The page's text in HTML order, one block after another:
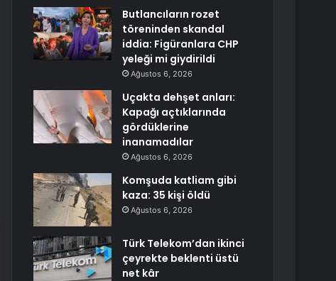
Butlancıların rozet
töreninden skandal
iddia: Figüranlara CHP
yeleği mi giydirildi
Ağustos 6, 2026
Uçakta dehşet anları:
Kapağı açtıklarında
gördüklerine
inanamadılar
Ağustos 6, 2026
Komşuda katliam gibi
kaza: 35 kişi öldü
Ağustos 6, 2026
Türk Telekom’dan ikinci
çeyrekte beklenti üstü
net kâr